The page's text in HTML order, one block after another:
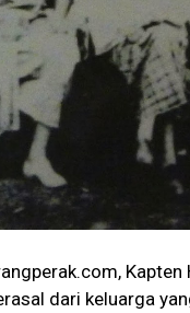
Kapten
dari keluarga